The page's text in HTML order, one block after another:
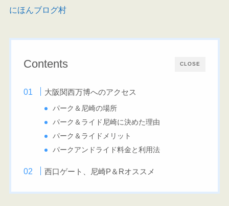
にほんブログ村
CLOSE
Contents
大阪関西万博へのアクセス
パーク＆尼崎の場所
パーク＆ライド尼崎に決めた理由
パーク＆ライドメリット
パークアンドライド料金と利用法
西口ゲート、尼崎P＆Rオススメ